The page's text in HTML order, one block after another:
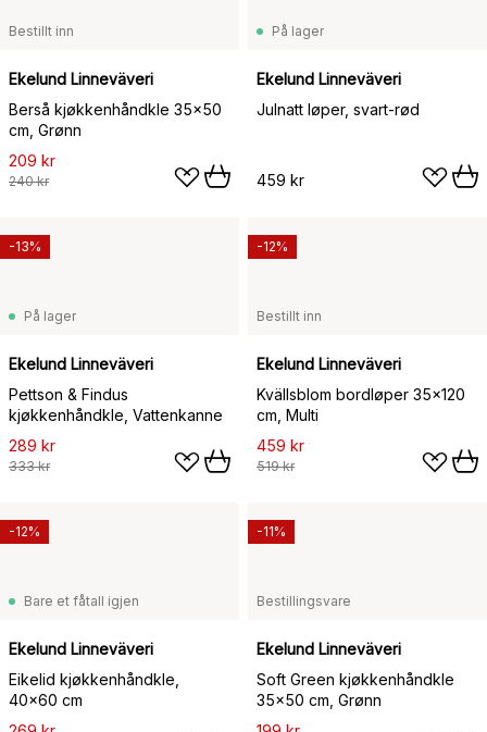
Bestillt inn
Ekelund Linneväveri
Berså kjøkkenhåndkle 35x50
cm, Grønn
209 kr
240 kr
På lager
Ekelund Linneväveri
Julnatt løper, svart-rød
459 kr
På lager
Ekelund Linneväveri
Pettson & Findus
kjøkkenhåndkle, Vattenkanne
289 kr
333 kr
-13%
Bestillt inn
Ekelund Linneväveri
Kvällsblom bordløper 35x120
cm, Multi
459 kr
519 kr
-12%
Bare et fåtall igjen
Ekelund Linneväveri
Eikelid kjøkkenhåndkle,
40x60 cm
-12%
Bestillingsvare
Ekelund Linneväveri
Soft Green kjøkkenhåndkle
35x50 cm, Grønn
-11%